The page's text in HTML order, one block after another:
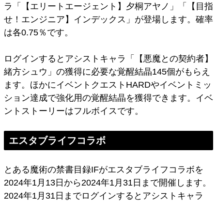
ラ「【エリートエージェント】夕桐アヤノ」「【目指
せ！エンジニア】インデックス」が登場します。確率
は各0.75％です。
ログインするとアシストキャラ「【悪魔との契約者】
緒方シュウ」の獲得に必要な覚醒結晶145個がもらえ
ます。ほかにイベントクエストHARDやイベントミッ
ション達成で強化用の覚醒結晶を獲得できます。イベ
ントストーリーはフルボイスです。
エスタブライフコラボ
とある魔術の禁書目録IFがエスタブライフコラボを
2024年1月13日から2024年1月31日まで開催します。
2024年1月31日までログインするとアシストキャラ